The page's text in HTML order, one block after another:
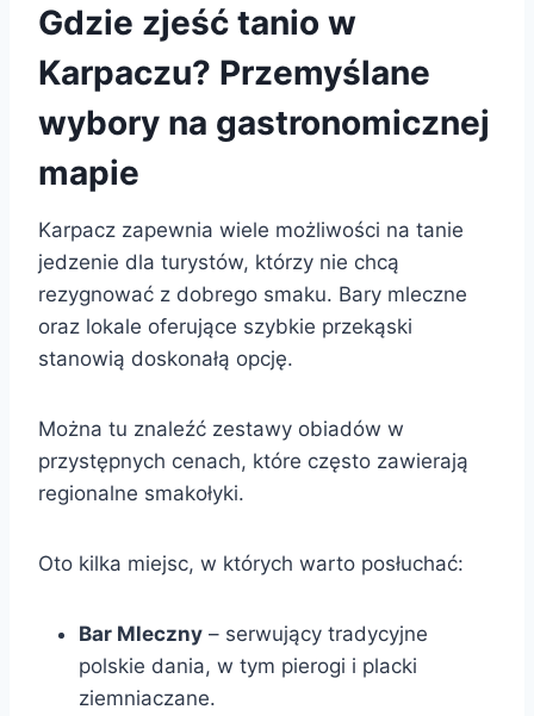
Gdzie zjeść tanio w
Karpaczu? Przemyślane
wybory na gastronomicznej
mapie
Karpacz zapewnia wiele możliwości na tanie
jedzenie dla turystów, którzy nie chcą
rezygnować z dobrego smaku. Bary mleczne
oraz lokale oferujące szybkie przekąski
stanowią doskonałą opcję.
Można tu znaleźć zestawy obiadów w
przystępnych cenach, które często zawierają
regionalne smakołyki.
Oto kilka miejsc, w których warto posłuchać:
Bar Mleczny – serwujący tradycyjne
polskie dania, w tym pierogi i placki
ziemniaczane.